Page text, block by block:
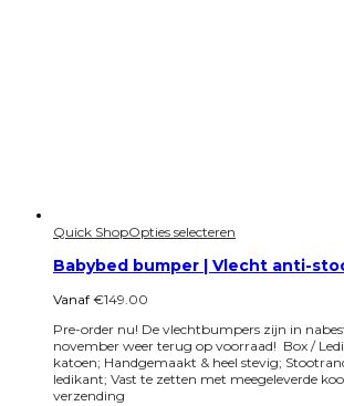
Quick ShopOpties selecteren
Babybed bumper | Vlecht anti-
Vanaf €149.00
Pre-order nu! De vlechtbumpers zijn in
november weer terug op voorraad! Box /
katoen; Handgemaakt & heel stevig;
ledikant; Vast te zetten met meegeleverde
verzending